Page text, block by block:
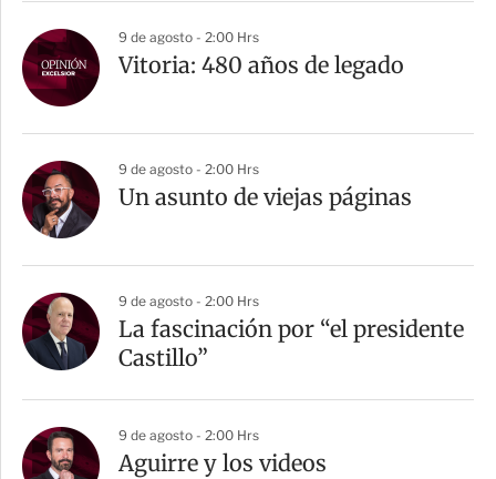
9 de agosto - 2:00 Hrs
Vitoria: 480 años de legado
9 de agosto - 2:00 Hrs
Un asunto de viejas páginas
9 de agosto - 2:00 Hrs
La fascinación por “el presidente
Castillo”
9 de agosto - 2:00 Hrs
Aguirre y los videos